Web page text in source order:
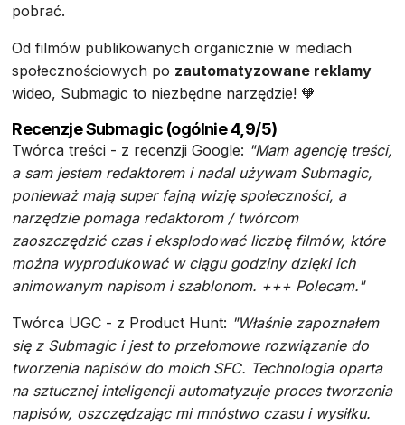
pobrać.
Od filmów publikowanych organicznie w mediach
społecznościowych po zautomatyzowane reklamy
wideo, Submagic to niezbędne narzędzie! 🧡
Recenzje Submagic (ogólnie 4,9/5)
Twórca treści - z recenzji Google: "Mam agencję treści,
a sam jestem redaktorem i nadal używam Submagic,
ponieważ mają super fajną wizję społeczności, a
narzędzie pomaga redaktorom / twórcom
zaoszczędzić czas i eksplodować liczbę filmów, które
można wyprodukować w ciągu godziny dzięki ich
animowanym napisom i szablonom. +++ Polecam."
Twórca UGC - z Product Hunt: "Właśnie zapoznałem
się z Submagic i jest to przełomowe rozwiązanie do
tworzenia napisów do moich SFC. Technologia oparta
na sztucznej inteligencji automatyzuje proces tworzenia
napisów, oszczędzając mi mnóstwo czasu i wysiłku.